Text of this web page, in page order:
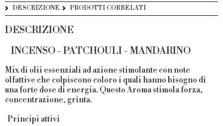
DESCRIZIONE PRODOTTI CORRELATI
DESCRIZIONE
INCENSO - PATCHOULI - MANDARINO
Mix di olii essenziali ad azione stimolante con note
olfattive che colpiscono coloro i quali hanno bisogno di
una forte dose di energia. Questo Aroma stimola forza,
concentrazione, grinta.
Principi attivi